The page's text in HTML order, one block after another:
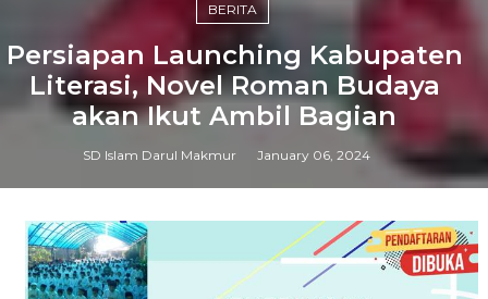
BERITA
Persiapan Launching Kabupaten
Literasi, Novel Roman Budaya
akan Ikut Ambil Bagian
SD Islam Darul Makmur January 06, 2024